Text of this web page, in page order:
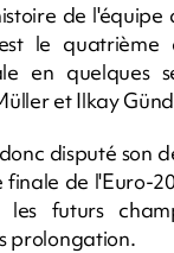
de l'équipe
le quatrième
en quelques
et Ilkay
disputé son
finale de l'Euro-
futurs
prolongation.